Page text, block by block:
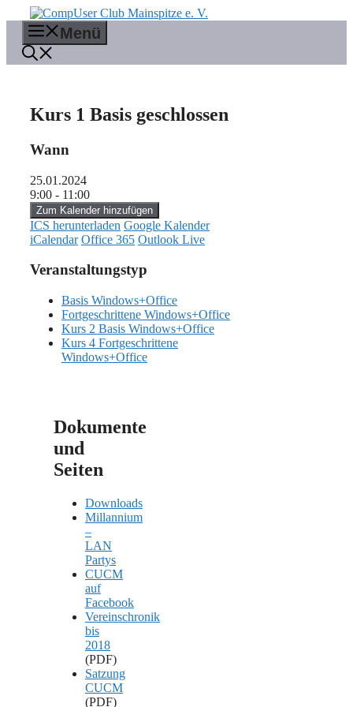
Inhalt
springen
Menü
Kurs 1 Basis geschlossen
Wann
25.01.2024
9:00 - 11:00
Zum Kalender hinzufügen
ICS herunterladen Google Kalender
iCalendar Office 365 Outlook Live
Veranstaltungstyp
Basis Windows+Office
Fortgeschrittene Windows+Office
Kurs 2 Basis Windows+Office
Kurs 4 Fortgeschrittene
Windows+Office
Dokumente
und
Seiten
Downloads
Millannium
–
LAN
Partys
CUCM
auf
Facebook
Vereinschronik
bis
2018
(PDF)
Satzung
CUCM
(PDF)